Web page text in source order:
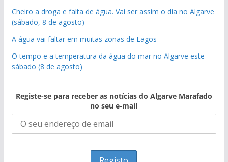
Cheiro a droga e falta de água. Vai ser assim o dia no Algarve
(sábado, 8 de agosto)
A água vai faltar em muitas zonas de Lagos
O tempo e a temperatura da água do mar no Algarve este
sábado (8 de agosto)
Registe-se para receber as notícias do Algarve Marafado
no seu e-mail